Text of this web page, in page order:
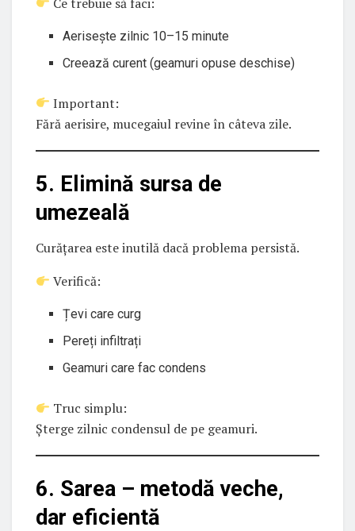
Aerisește zilnic 10–15 minute
Creează curent (geamuri opuse deschise)
Important:
Fără aerisire, mucegaiul revine în câteva zile.
5. Elimină sursa de
umezeală
Curățarea este inutilă dacă problema persistă.
Verifică:
Țevi care curg
Pereți infiltrați
Geamuri care fac condens
Truc simplu:
Șterge zilnic condensul de pe geamuri.
6. Sarea – metodă veche,
dar eficientă